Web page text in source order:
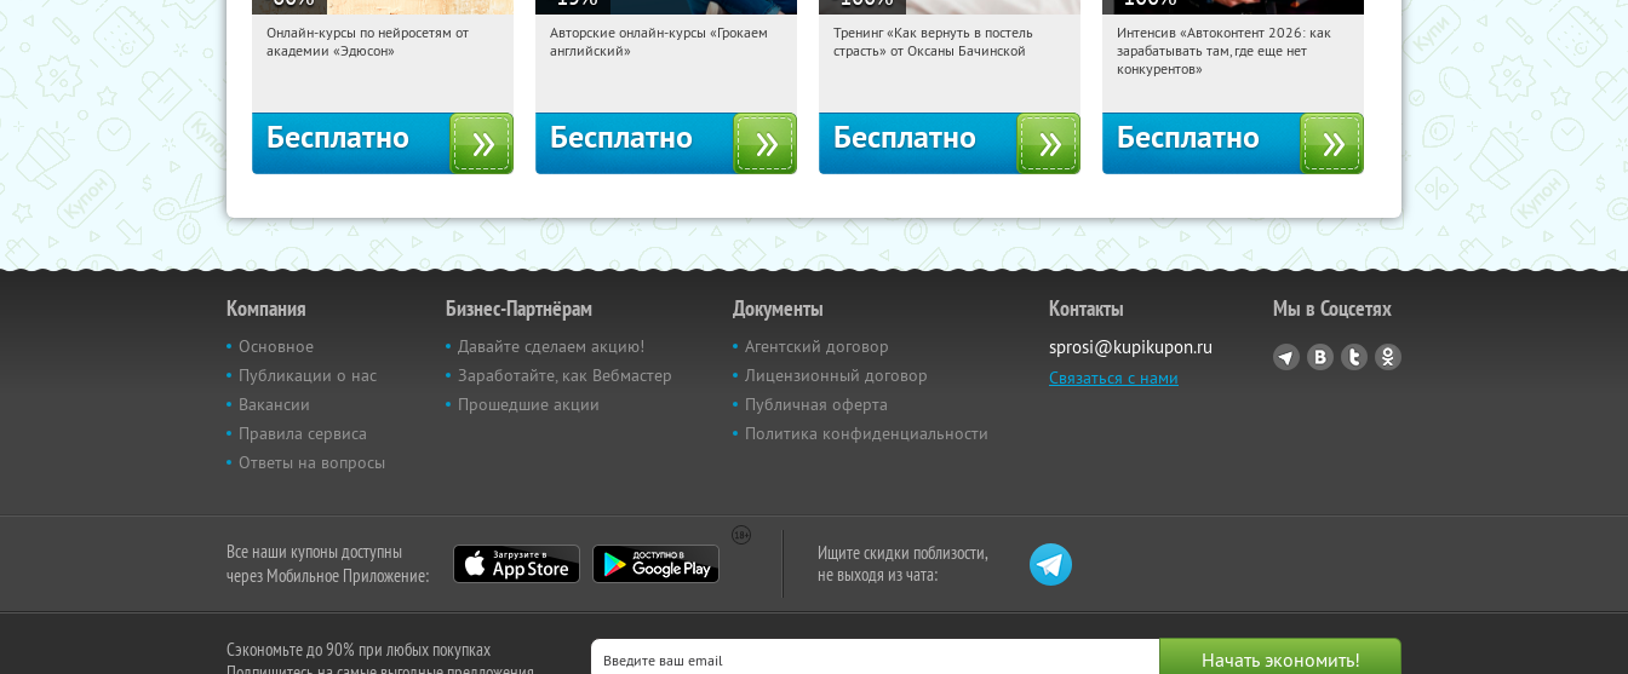
16:23:15 Получили:
Онлайн-курсы по нейросетям от
академии «Эдюсон»
Бесплатно
16:23:15 Получили:
Авторские онлайн-курсы «Грокаем
английский»
Бесплатно
16:23:15 Получили:
Тренинг «Как вернуть в постель
страсть» от Оксаны Бачинской
Бесплатно
16:23:15 Получили:
Россия
Интенсив «Автоконтент 2026: как
зарабатывать там, где еще нет
конкурентов»
Бесплатно
Компания
Основное
Публикации о нас
Вакансии
Правила сервиса
Ответы на вопросы
Бизнес-Партнёрам
Давайте сделаем акцию!
Заработайте, как Вебмастер
Прошедшие акции
Документы
Агентский договор
Лицензионный договор
Публичная оферта
Политика конфиденциальности
Контакты
sprosi@kupikupon.ru
Связаться с нами
Мы в Соцсетях
Все наши купоны доступны
через Мобильное Приложение:
Ищите скидки поблизости,
не выходя из чата:
Сэкономьте до 90% при любых покупках